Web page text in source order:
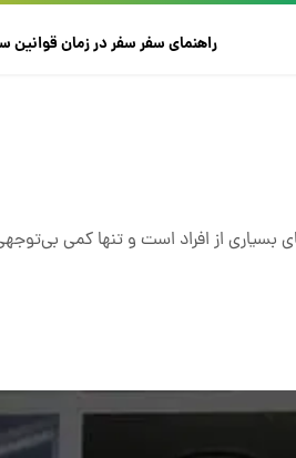
راهنمای سفرسفر در زمانقوانین
از افراد است و تنها کمی